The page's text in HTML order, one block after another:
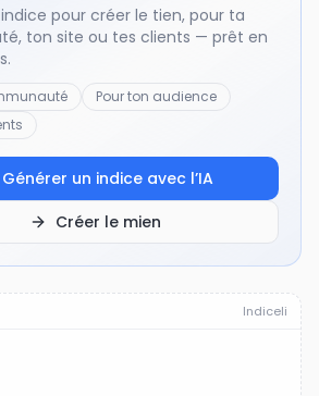
pour créer le tien, pour ta
ton site ou tes clients — prêt en
Pour ton audience
Générer un indice avec l’IA
Créer le mien
Indiceli